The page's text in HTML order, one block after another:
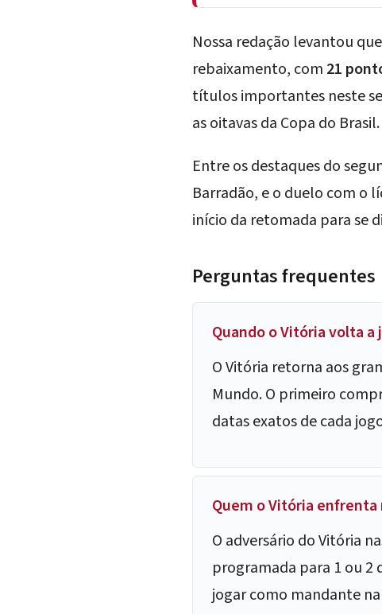
Nossa redação levantou
rebaixamento, com 21
títulos importantes neste
as oitavas da Copa do Brasil.
Entre os destaques do
Barradão, e o duelo com o
início da retomada para se
Perguntas frequentes
Quando o Vitória volta a
O Vitória retorna aos
Mundo. O primeiro
datas exatos de cada
Quem o Vitória enfrenta
O adversário do Vitória
programada para 1 ou 2
jogar como mandante